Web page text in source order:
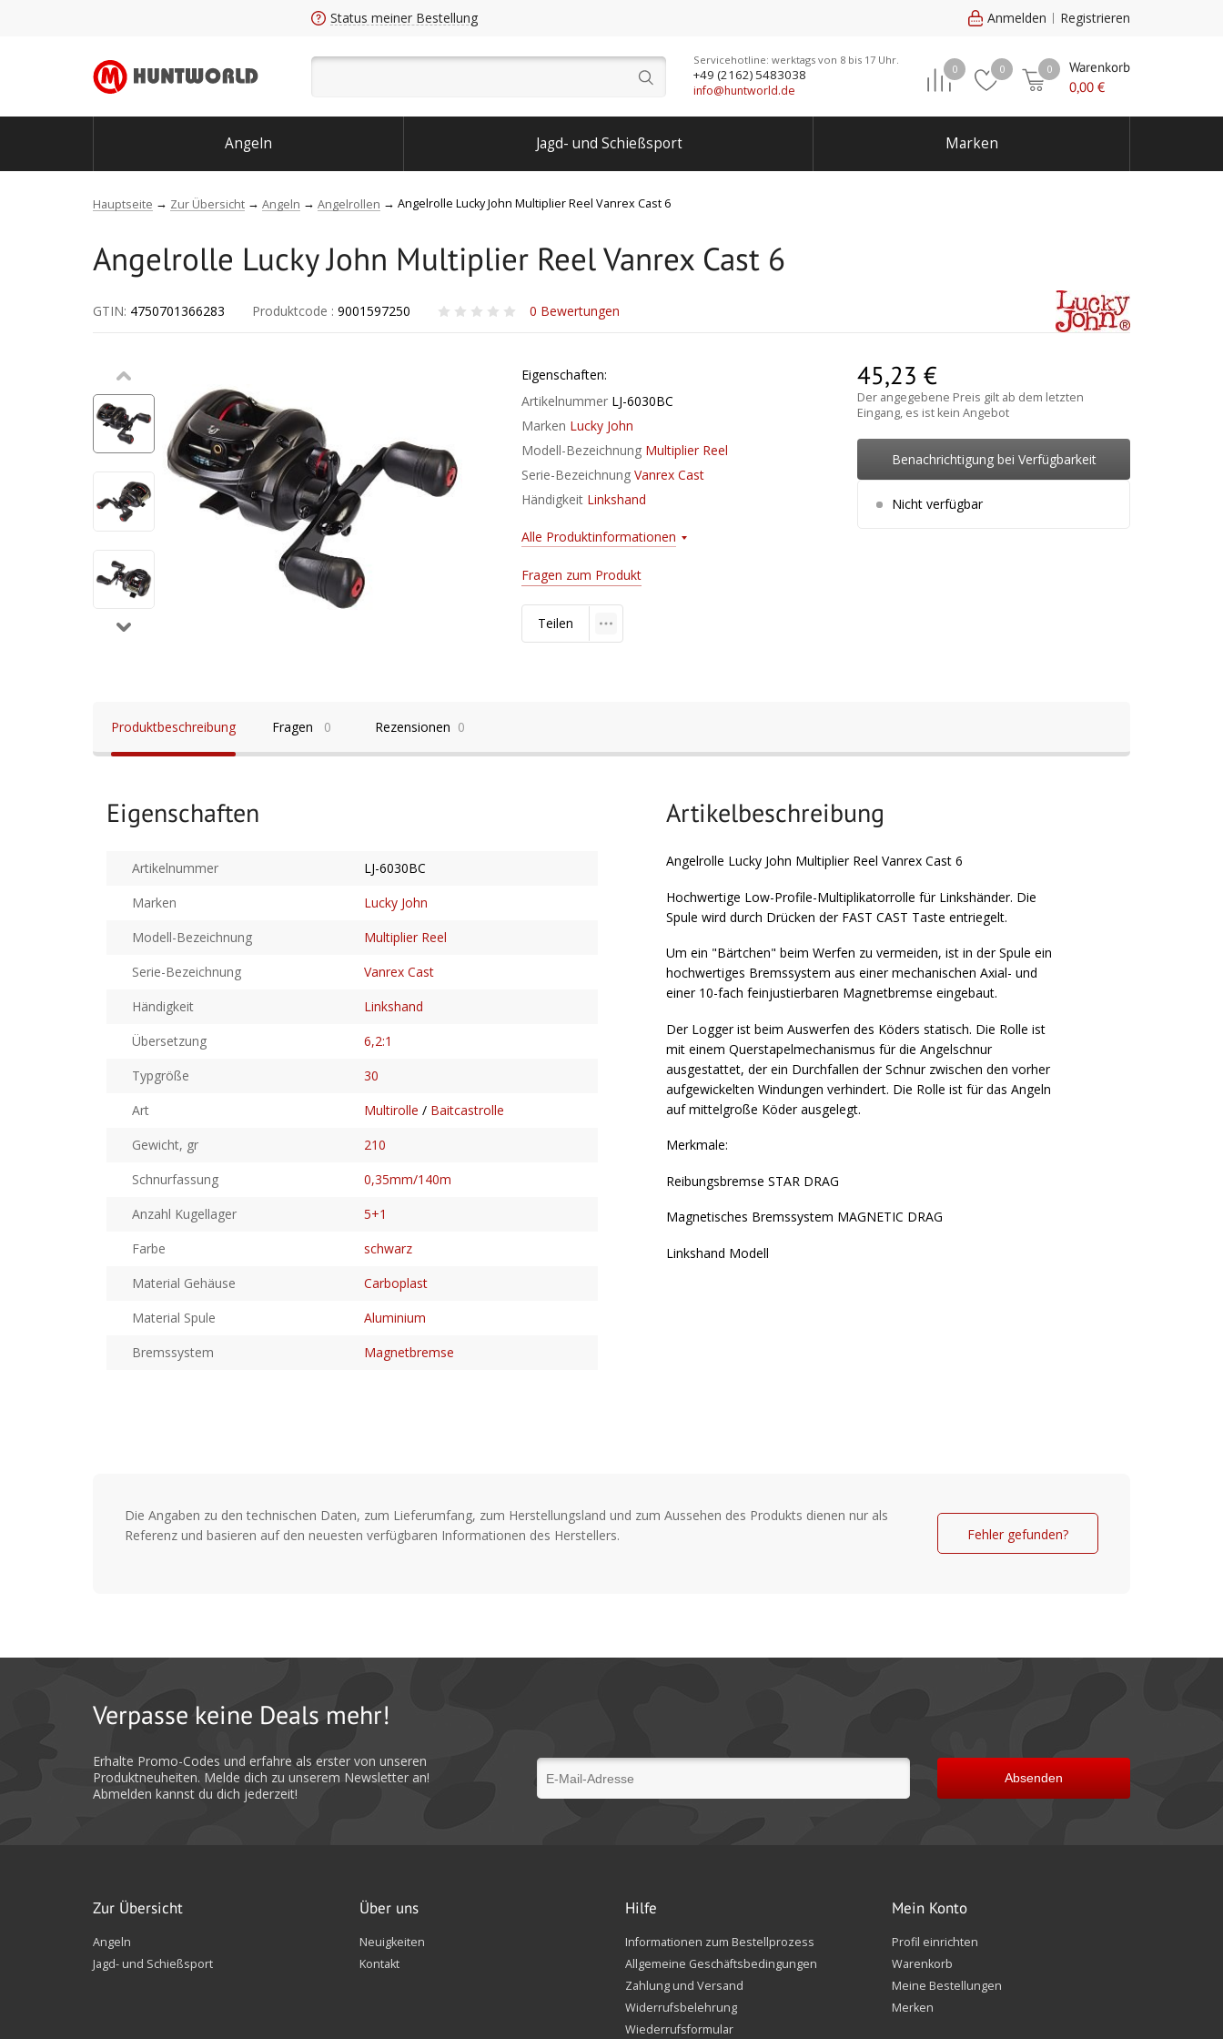
Status meiner Bestellung Anmelden Registrieren
Servicehotline: werktags von 8 bis 17 Uhr.
+49 (2162) 5483038
info@huntworld.de
0 0 0
Warenkorb
0,00 €
Angeln Jagd- und Schießsport Marken
Hauptseite Zur Übersicht Angeln Angelrollen Angelrolle Lucky John Multiplier Reel Vanrex Cast 6
Angelrolle Lucky John Multiplier Reel Vanrex Cast 6
GTIN: 4750701366283 Produktcode : 9001597250 0 Bewertungen
Eigenschaften:
Artikelnummer LJ-6030BC
Marken Lucky John
Modell-Bezeichnung Multiplier Reel
Serie-Bezeichnung Vanrex Cast
Händigkeit Linkshand
Alle Produktinformationen
Fragen zum Produkt
Teilen
45,23 €
Der angegebene Preis gilt ab dem letzten
Eingang, es ist kein Angebot
Benachrichtigung bei Verfügbarkeit
Nicht verfügbar
Produktbeschreibung Fragen 0 Rezensionen 0
Eigenschaften
Artikelnummer
LJ-6030BC
Marken
Lucky John
Modell-Bezeichnung
Multiplier Reel
Serie-Bezeichnung
Vanrex Cast
Händigkeit
Linkshand
Übersetzung
6,2:1
Typgröße
30
Art
Multirolle / Baitcastrolle
Gewicht, gr
210
Schnurfassung
0,35mm/140m
Anzahl Kugellager
5+1
Farbe
schwarz
Material Gehäuse
Carboplast
Material Spule
Aluminium
Bremssystem
Magnetbremse
Artikelbeschreibung
Angelrolle Lucky John Multiplier Reel Vanrex Cast 6
Hochwertige Low-Profile-Multiplikatorrolle für Linkshänder. Die
Spule wird durch Drücken der FAST CAST Taste entriegelt.
Um ein "Bärtchen" beim Werfen zu vermeiden, ist in der Spule ein
hochwertiges Bremssystem aus einer mechanischen Axial- und
einer 10-fach feinjustierbaren Magnetbremse eingebaut.
Der Logger ist beim Auswerfen des Köders statisch. Die Rolle ist
mit einem Querstapelmechanismus für die Angelschnur
ausgestattet, der ein Durchfallen der Schnur zwischen den vorher
aufgewickelten Windungen verhindert. Die Rolle ist für das Angeln
auf mittelgroße Köder ausgelegt.
Merkmale:
Reibungsbremse STAR DRAG
Magnetisches Bremssystem MAGNETIC DRAG
Linkshand Modell
Die Angaben zu den technischen Daten, zum Lieferumfang, zum Herstellungsland und zum Aussehen des Produkts dienen nur als
Referenz und basieren auf den neuesten verfügbaren Informationen des Herstellers.
Fehler gefunden?
Verpasse keine Deals mehr!
Erhalte Promo-Codes und erfahre als erster von unseren
Produktneuheiten. Melde dich zu unserem Newsletter an!
Abmelden kannst du dich jederzeit!
Absenden
Zur Übersicht
Angeln
Jagd- und Schießsport
Über uns
Neuigkeiten
Kontakt
Hilfe
Informationen zum Bestellprozess
Allgemeine Geschäftsbedingungen
Zahlung und Versand
Widerrufsbelehrung
Wiederrufsformular
Mein Konto
Profil einrichten
Warenkorb
Meine Bestellungen
Merken